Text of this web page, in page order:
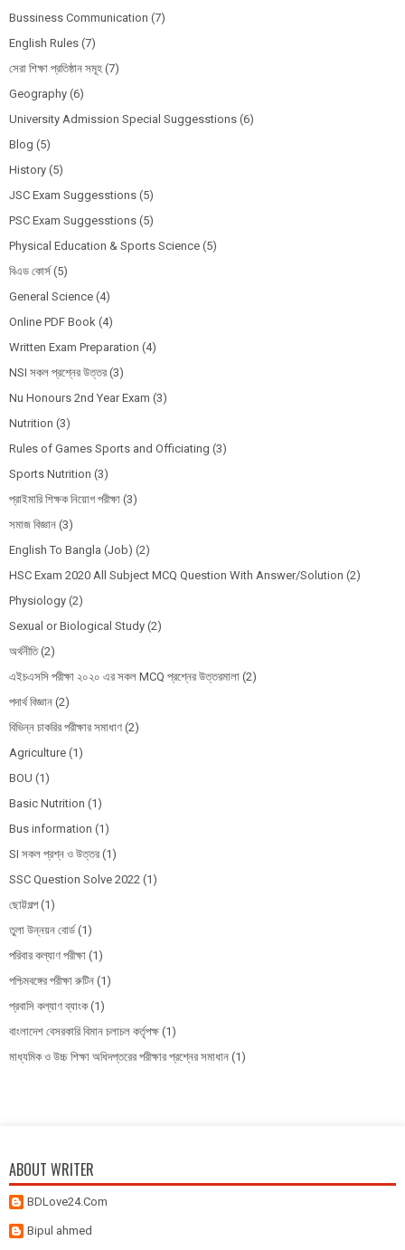
Bussiness Communication (7)
English Rules (7)
সেরা শিক্ষা প্রতিষ্ঠান সমূহ (7)
Geography (6)
University Admission Special Suggesstions (6)
Blog (5)
History (5)
JSC Exam Suggesstions (5)
PSC Exam Suggesstions (5)
Physical Education & Sports Science (5)
বিএড কোর্স (5)
General Science (4)
Online PDF Book (4)
Written Exam Preparation (4)
NSI সকল প্রশ্নের উত্তর (3)
Nu Honours 2nd Year Exam (3)
Nutrition (3)
Rules of Games Sports and Officiating (3)
Sports Nutrition (3)
প্রাইমারি শিক্ষক নিয়োগ পরীক্ষা (3)
সমাজ বিজ্ঞান (3)
English To Bangla (Job) (2)
HSC Exam 2020 All Subject MCQ Question With Answer/Solution (2)
Physiology (2)
Sexual or Biological Study (2)
অর্থনীতি (2)
এইচএসসি পরীক্ষা ২০২০ এর সকল MCQ প্রশ্নের উত্তরমালা (2)
পদার্থ বিজ্ঞান (2)
বিভিন্ন চাকরির পরীক্ষার সমাধাণ (2)
Agriculture (1)
BOU (1)
Basic Nutrition (1)
Bus information (1)
SI সকল প্রশ্ন ও উত্তর (1)
SSC Question Solve 2022 (1)
ছোট্টগল্প (1)
তুলা উন্নয়ন বোর্ড (1)
পরিবার কল্যাণ পরীক্ষা (1)
পশ্চিমবঙ্গের পরীক্ষা রুটিন (1)
প্রবাসি কল্যাণ ব্যাংক (1)
বাংলাদেশ বেসরকারি বিমান চলাচল কর্তৃপক্ষ (1)
মাধ্যমিক ও উচ্চ শিক্ষা অধিদপ্তরের পরীক্ষার প্রশ্নের সমাধান (1)
ABOUT WRITER
BDLove24.Com
Bipul ahmed